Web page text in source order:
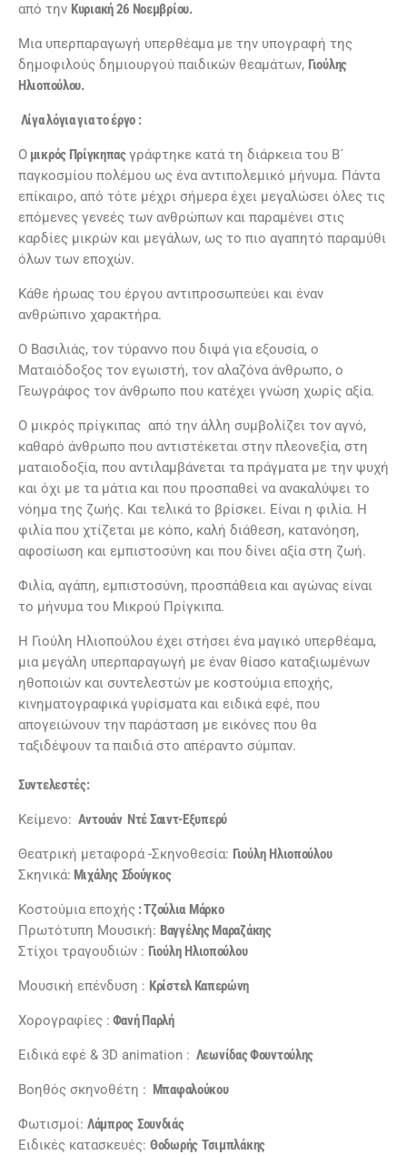
από την Κυριακή 26 Νοεμβρίου.
Μια υπερπαραγωγή υπερθέαμα με την υπογραφή της
δημοφιλούς δημιουργού παιδικών θεαμάτων, Γιούλης
Ηλιοπούλου.
Λίγα λόγια για το έργο :
Ο μικρός Πρίγκηπαςγράφτηκε κατά τη διάρκεια του Β´
παγκοσμίου πολέμου ως ένα αντιπολεμικό μήνυμα. Πάντα
επίκαιρο, από τότε μέχρι σήμερα έχει μεγαλώσει όλες τις
επόμενες γενεές των ανθρώπων και παραμένει στις
καρδίες μικρών και μεγάλων, ως το πιο αγαπητό παραμύθι
όλων των εποχών.
Κάθε ήρωας του έργου αντιπροσωπεύει και έναν
ανθρώπινο χαρακτήρα.
Ο Βασιλιάς, τον τύραννο που διψά για εξουσία, ο
Ματαιόδοξος τον εγωιστή, τον αλαζόνα άνθρωπο, ο
Γεωγράφος τον άνθρωπο που κατέχει γνώση χωρίς αξία.
Ο μικρός πρίγκιπας από την άλλη συμβολίζει τον αγνό,
καθαρό άνθρωπο που αντιστέκεται στην πλεονεξία, στη
ματαιοδοξία, που αντιλαμβάνεται τα πράγματα με την ψυχή
και όχι με τα μάτια και που προσπαθεί να ανακαλύψει το
νόημα της ζωής. Και τελικά το βρίσκει. Είναι η φιλία. Η
φιλία που χτίζεται με κόπο, καλή διάθεση, κατανόηση,
αφοσίωση και εμπιστοσύνη και που δίνει αξία στη ζωή.
Φιλία, αγάπη, εμπιστοσύνη, προσπάθεια και αγώνας είναι
το μήνυμα του Μικρού Πρίγκιπα.
Η Γιούλη Ηλιοπούλου έχει στήσει ένα μαγικό υπερθέαμα,
μια μεγάλη υπερπαραγωγή με έναν θίασο καταξιωμένων
ηθοποιών και συντελεστών με κοστούμια εποχής,
κινηματογραφικά γυρίσματα και ειδικά εφέ, που
απογειώνουν την παράσταση με εικόνες που θα
ταξιδέψουν τα παιδιά στο απέραντο σύμπαν.
Συντελεστές:
Κείμενο: Αντουάν Ντέ Σαιντ-Εξυπερύ
Θεατρική μεταφορά -Σκηνοθεσία: Γιούλη Ηλιοπούλου
Σκηνικά: Μιχάλης Σδούγκος
Κοστούμια εποχής :Τζούλια Μάρκο
Πρωτότυπη Μουσική: Βαγγέλης Μαραζάκης
Στίχοι τραγουδιών : Γιούλη Ηλιοπούλου
Μουσική επένδυση : Κρίστελ Καπερώνη
Χορογραφίες : Φανή Παρλή
Ειδικά εφέ & 3D animation : Λεωνίδας Φουντούλης
Βοηθός σκηνοθέτη : Μπαφαλούκου
Φωτισμοί: Λάμπρος Σουνδιάς
Ειδικές κατασκευές: Θοδωρής Τσιμπλάκης